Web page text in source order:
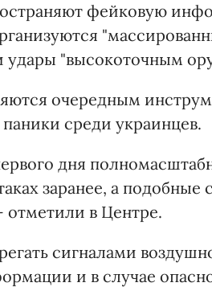
фейковую
удары "высокоточным
очередным
среди украинцев.
дня
заранее, а подобные
отметили в Центре.
сигналами
и в случае